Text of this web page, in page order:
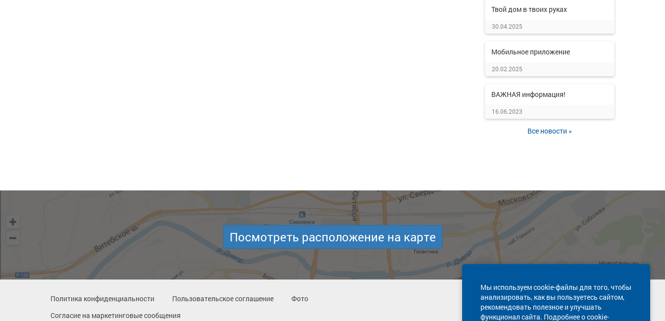
Твой дом в твоих руках
30.04.2025
Мобильное приложение
20.02.2025
ВАЖНАЯ информация!
16.06.2023
Все новости »
Мы используем cookie-файлы для того, чтобы
анализировать, как вы пользуетесь сайтом,
рекомендовать полезное и улучшать
функционал сайта. Подробнее о cookie-
Посмотреть расположение на карте
Политика конфиденциальности Пользовательское соглашение
Фото
Согласие на маркетинговые сообщения
Техническая поддержка сайта
8 800 600-03-38